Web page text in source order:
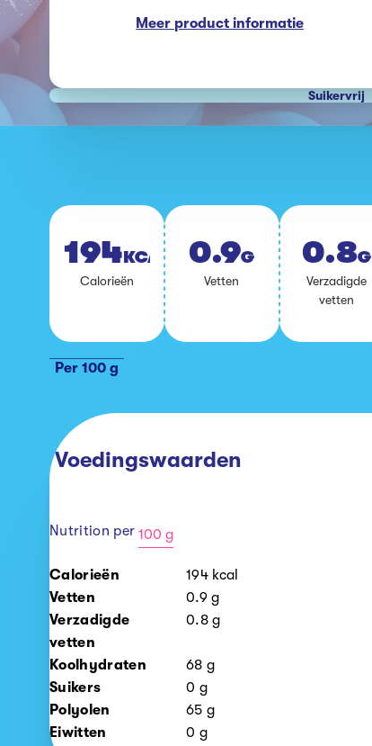
Meer product informatie
Suikervrij
194 KCAL
Ca­lo­rie­ën
0.9G
Vet­ten
0.8G
Ver­za­dig­de
vet­ten
Per 100 g
Voedingswaarden
Nutrition per 100 g
100
Calorieën 194 kcal
Vetten
0.9 g
Verzadigde
vetten
0.8 g
Koolhydraten 68 g
Suikers
0 g
Polyolen
65 g
Eiwitten
0 g